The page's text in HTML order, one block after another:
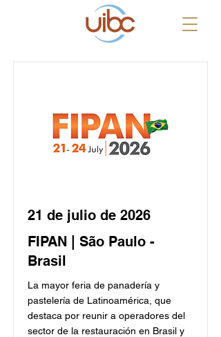
21 de julio de 2026
FIPAN | São Paulo -
Brasil
La mayor feria de panadería y
pastelería de Latinoamérica, que
destaca por reunir a operadores del
sector de la restauración en Brasil y